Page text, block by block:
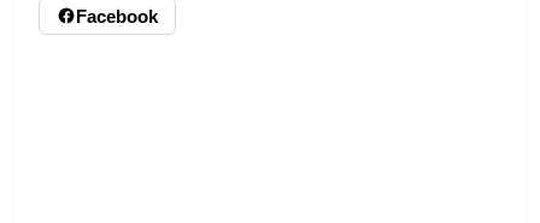
Facebook